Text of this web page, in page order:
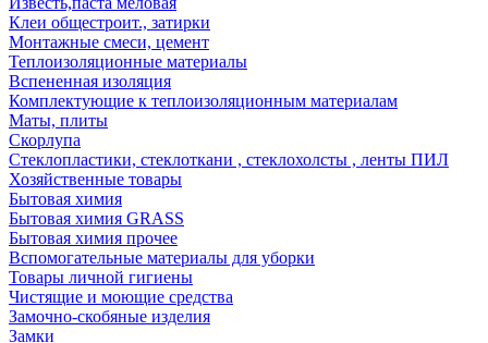
Клеи общестроит., затирки
Монтажные смеси, цемент
Теплоизоляционные материалы
Вспененная изоляция
Комплектующие к теплоизоляционным материалам
Маты, плиты
Скорлупа
Стеклопластики, стеклоткани , стеклохолсты , ленты ПИЛ
Хозяйственные товары
Бытовая химия
Бытовая химия GRASS
Бытовая химия прочее
Вспомогательные материалы для уборки
Товары личной гигиены
Чистящие и моющие средства
Замочно-скобяные изделия
Замки